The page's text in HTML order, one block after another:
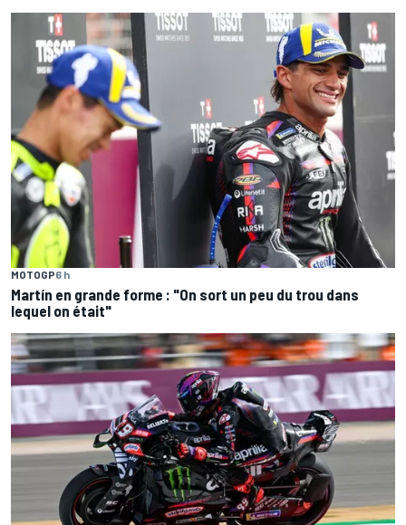
MOTOGP6 h
Martín en grande forme : "On sort un peu du trou dans
lequel on était"